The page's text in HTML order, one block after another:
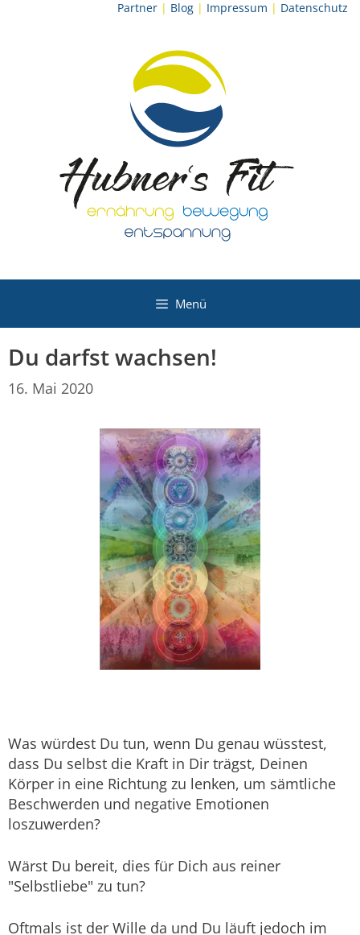
Partner | Blog | Impressum | Datenschutz
Menü
Du darfst wachsen!
16. Mai 2020
Was würdest Du tun, wenn Du genau wüsstest,
dass Du selbst die Kraft in Dir trägst, Deinen
Körper in eine Richtung zu lenken, um sämtliche
Beschwerden und negative Emotionen
loszuwerden?
Wärst Du bereit, dies für Dich aus reiner
"Selbstliebe" zu tun?
Oftmals ist der Wille da und Du läuft jedoch im